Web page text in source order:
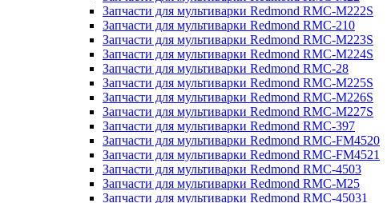
Запчасти для мультиварки Redmond RMC-M222S
Запчасти для мультиварки Redmond RMC-210
Запчасти для мультиварки Redmond RMC-M223S
Запчасти для мультиварки Redmond RMC-M224S
Запчасти для мультиварки Redmond RMC-28
Запчасти для мультиварки Redmond RMC-M225S
Запчасти для мультиварки Redmond RMC-M226S
Запчасти для мультиварки Redmond RMC-M227S
Запчасти для мультиварки Redmond RMC-397
Запчасти для мультиварки Redmond RMC-FM4520
Запчасти для мультиварки Redmond RMC-FM4521
Запчасти для мультиварки Redmond RMC-4503
Запчасти для мультиварки Redmond RMC-M25
Запчасти для мультиварки Redmond RMC-45031